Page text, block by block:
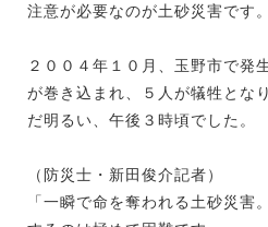
注意が必要なのが土砂災害です。
２００４年１０月、玉野市で発
が巻き込まれ、５人が犠牲とな
だ明るい、午後３時頃でした。
（防災士・新田俊介記者）
「一瞬で命を奪われる土砂災害